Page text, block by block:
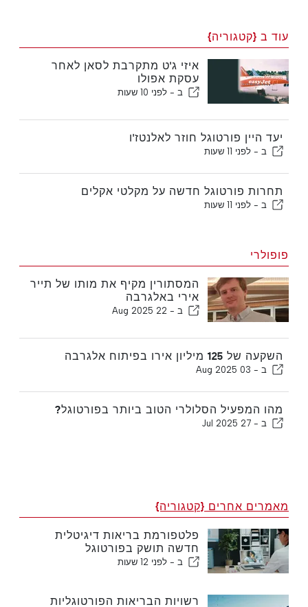
עוד ב {קטגוריה}
איזי ג'ט מתקרבת לסאן לאחר
עסקת אפולו
ב - לפני 10 שעות
יעד היין פורטוגל חוזר לאלנטז'ו
ב - לפני 11 שעות
תחרות פורטוגל חדשה על מקלטי אקלים
ב - לפני 11 שעות
פופולרי
המסתורין מקיף את מותו של תייר
אירי באלגרבה
ב - 22 Aug 2025
השקעה של 125 מיליון אירו בפיתוח אלגרבה
ב - 03 Aug 2025
מהו המפעיל הסלולרי הטוב ביותר בפורטוגל?
ב - 27 Jul 2025
מאמרים אחרים {קטגוריה}
פלטפורמת בריאות דיגיטלית
חדשה תושק בפורטוגל
ב - לפני 12 שעות
רשויות הבריאות הפורטוגליות